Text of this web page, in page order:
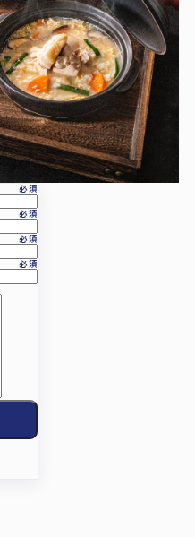
必須
必須
必須
必須